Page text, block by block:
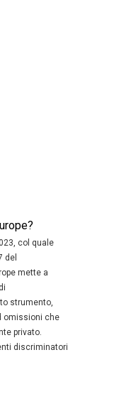
col quale
del
mette a
strumento,
omissioni che
privato.
discriminatori